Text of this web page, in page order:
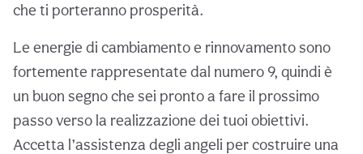
che ti porteranno prosperità.
Le energie di cambiamento e rinnovamento sono
fortemente rappresentate dal numero 9, quindi è
un buon segno che sei pronto a fare il prossimo
passo verso la realizzazione dei tuoi obiettivi.
Accetta l’assistenza degli angeli per costruire una